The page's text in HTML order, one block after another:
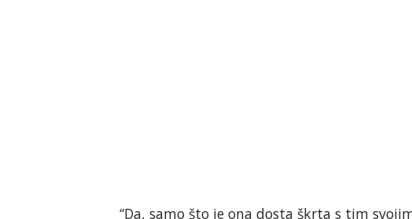
“Da, samo što je ona dosta škrta s tim